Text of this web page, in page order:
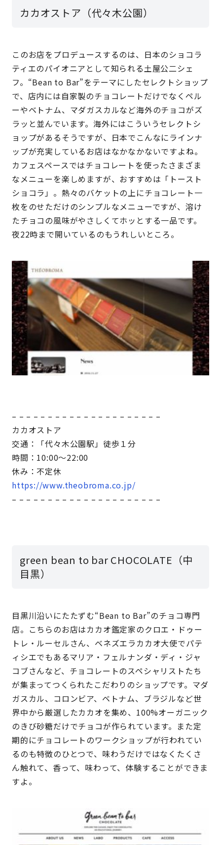
カカオストア（代々木公園）
このお店をプロデュースするのは、日本のショコラ
ティエのパイオニアとして知られる土屋公二シェ
フ。“Bean to Bar”をテーマにしたセレクトショップ
で、店内には自家製のチョコレートだけでなくペル
ーやベトナム、マダガスカルなど海外のチョコがズ
ラッと並んでいます。海外にはこういうセレクトシ
ョップがあるそうですが、日本でこんなにラインナ
ップが充実しているお店はなかなかないですよね。
カフェスペースではチョコレートを使ったさまざま
なメニューを楽しめますが、おすすめは「トースト
ショコラ」。熱々のバケットの上にチョコレート一
枚をのせただけのシンプルなメニューですが、溶け
たチョコの風味がやさしくてホッとする一品です。
夜22時まで開いているのもうれしいところ。
– – – – – – – – – – – – – – – – – – – – –
カカオストア
交通：「代々木公園駅」徒歩１分
時間：10:00～22:00
休み：不定休
https://www.theobroma.co.jp/
– – – – – – – – – – – – – – – – – – – – –
green bean to bar CHOCOLATE（中
目黒）
目黒川沿いにたたずむ“Bean to Bar”のチョコ専門
店。こちらのお店はカカオ鑑定家のクロエ・ドゥー
トレ・ルーセルさん、ベネズエラカカオ大使でパテ
ィシエでもあるマリア・フェルナンダ・ディ・ジャ
コブさんなど、チョコレートのスペシャリストたち
が集まってつくられたこだわりのショップです。マダ
ガスカル、コロンビア、ベトナム、ブラジルなど世
界中から厳選したカカオを集め、100%オーガニック
のきび砂糖だけでチョコが作られています。また定
期的にチョコレートのワークショップが行われてい
るのも特徴のひとつで、味わうだけではなくたくさ
ん触れて、香って、味わって、体験することができま
すよ。